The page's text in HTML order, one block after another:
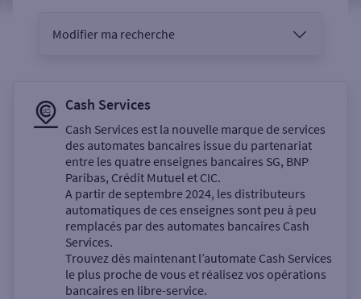
Modifier ma recherche
Sélectionnez votre recherche
Un service
Cash Services
Cash Services est la nouvelle marque de services
des automates bancaires issue du partenariat
entre les quatre enseignes bancaires SG, BNP
Paribas, Crédit Mutuel et CIC.
A partir de septembre 2024, les distributeurs
automatiques de ces enseignes sont peu à peu
remplacés par des automates bancaires Cash
Services.
Trouvez dès maintenant l’automate Cash Services
le plus proche de vous et réalisez vos opérations
bancaires en libre-service.